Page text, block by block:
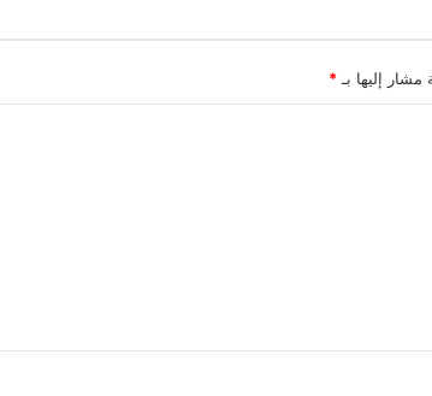
د
ب
م
مشار إليها بـ *